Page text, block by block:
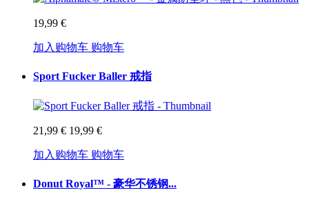
19,99 €
加入购物车 购物车
Sport Fucker Baller 戒指
21,99 € 19,99 €
加入购物车 购物车
Donut Royal™ - 豪华不锈钢...